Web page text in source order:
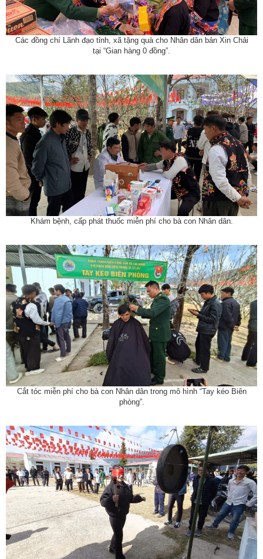
Các đồng chí Lãnh đạo tỉnh, xã tặng quà cho Nhân dân bản Xin Chải
tại “Gian hàng 0 đồng”.
Khám bệnh, cấp phát thuốc miễn phí cho bà con Nhân dân.
Cắt tóc miễn phí cho bà con Nhân dân trong mô hình “Tay kéo Biên
phòng”.